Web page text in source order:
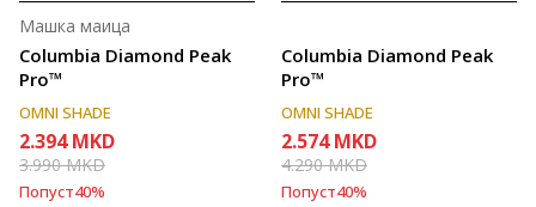
Columbia Diamond Peak
Pro™
Машка маица
OMNI SHADE
2.394 MKD
3.990MKD
Попуст40%
Columbia Diamond Peak
Pro™
OMNI SHADE
2.574 MKD
4.290MKD
Попуст40%